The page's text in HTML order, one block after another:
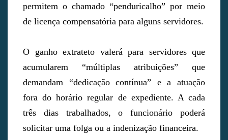
permitem o chamado “penduricalho” por meio
de licença compensatória para alguns servidores.
O ganho extrateto valerá para servidores que
acumularem “múltiplas atribuições” que
demandam “dedicação contínua” e a atuação
fora do horário regular de expediente. A cada
três dias trabalhados, o funcionário poderá
solicitar uma folga ou a indenização financeira.